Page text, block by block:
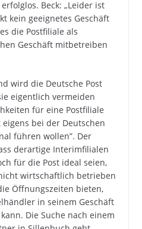
Beck: „Leider ist
kein geeignetes Geschäft
die Postfiliale als
Geschäft mitbetreiben
wird die Deutsche Post
eigentlich vermeiden
für eine Postfiliale
bei der Deutschen
führen wollen”. Der
derartige Interimfilialen
für die Post ideal seien,
wirtschaftlich betrieben
Öffnungszeiten bieten,
in seinem Geschäft
Die Suche nach einem